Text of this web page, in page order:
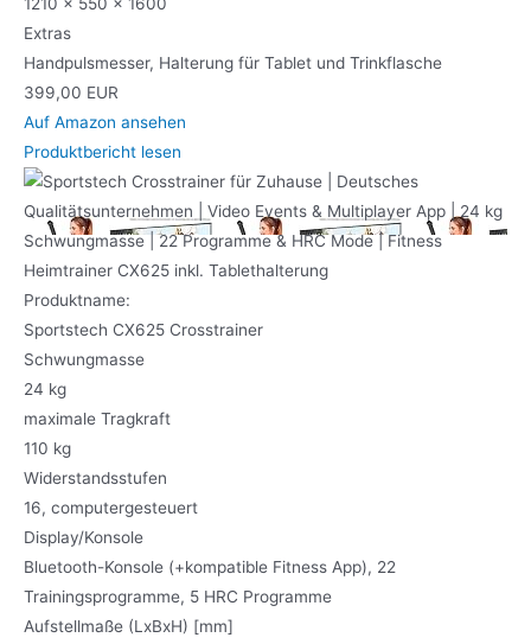
Extras
Handpulsmesser, Halterung für Tablet und Trinkflasche
399,00 EUR
Auf Amazon ansehen
Produktbericht lesen
Produktname:
Sportstech CX625 Crosstrainer
Schwungmasse
24 kg
maximale Tragkraft
110 kg
Widerstandsstufen
16, computergesteuert
Display/Konsole
Bluetooth-Konsole (+kompatible Fitness App), 22
Trainingsprogramme, 5 HRC Programme
Aufstellmaße (LxBxH) [mm]